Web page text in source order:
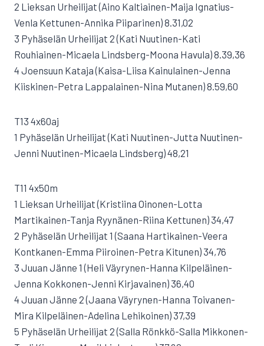
2 Lieksan Urheilijat (Aino Kaltiainen-Maija Ignatius-
Venla Kettunen-Annika Piiparinen) 8.31,02
3 Pyhäselän Urheilijat 2 (Kati Nuutinen-Kati
Rouhiainen-Micaela Lindsberg-Moona Havula) 8.39,36
4 Joensuun Kataja (Kaisa-Liisa Kainulainen-Jenna
Kiiskinen-Petra Lappalainen-Nina Mutanen) 8.59,60
T13 4x60aj
1 Pyhäselän Urheilijat (Kati Nuutinen-Jutta Nuutinen-
Jenni Nuutinen-Micaela Lindsberg) 48,21
T11 4x50m
1 Lieksan Urheilijat (Kristiina Oinonen-Lotta
Martikainen-Tanja Ryynänen-Riina Kettunen) 34,47
2 Pyhäselän Urheilijat 1 (Saana Hartikainen-Veera
Kontkanen-Emma Piiroinen-Petra Kitunen) 34,76
3 Juuan Jänne 1 (Heli Väyrynen-Hanna Kilpeläinen-
Jenna Kokkonen-Jenni Kirjavainen) 36,40
4 Juuan Jänne 2 (Jaana Väyrynen-Hanna Toivanen-
Mira Kilpeläinen-Adelina Lehikoinen) 37,39
5 Pyhäselän Urheilijat 2 (Salla Rönkkö-Salla Mikkonen-